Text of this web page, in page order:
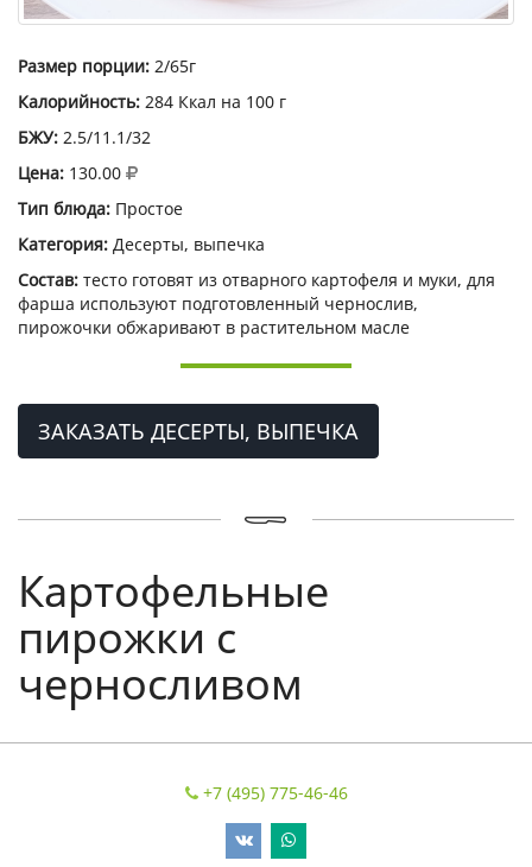
Размер порции: 2/65г
Калорийность: 284 Ккал на 100 г
БЖУ: 2.5/11.1/32
Цена: 130.00
Тип блюда: Простое
Категория: Десерты, выпечка
Состав: тесто готовят из отварного картофеля и муки, для
фарша используют подготовленный чернослив,
пирожочки обжаривают в растительном масле
ЗАКАЗАТЬ ДЕСЕРТЫ, ВЫПЕЧКА
Картофельные
пирожки с
черносливом
+7 (495) 775-46-46